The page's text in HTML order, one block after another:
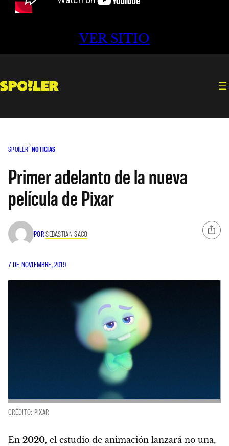
VER SITIO
SPOILER NOTICIAS
Primer adelanto de la nueva
película de Pixar
PORSEBASTIAN SACO
7 DE NOVIEMBRE, 2019
CRÉDITO: PIXAR
En 2020, el estudio de animación lanzará no una,